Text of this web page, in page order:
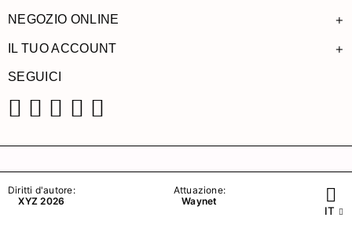
NEGOZIO ONLINE +
IL TUO ACCOUNT +
SEGUICI
Diritti d'autore:
XYZ 2026
Attuazione:
Waynet
IT